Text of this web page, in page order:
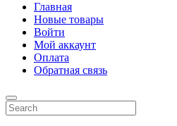
Главная
Новые товары
Войти
Мой аккаунт
Оплата
Обратная связь